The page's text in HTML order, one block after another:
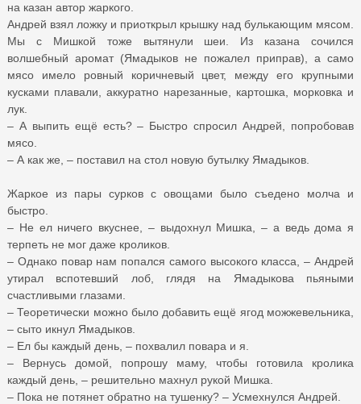
на казан автор жаркого.
Андрей взял ложку и приоткрыл крышку над булькающим мясом.
Мы с Мишкой тоже вытянули шеи. Из казана сочился
волшебный аромат (Ямадыков не пожалел приправ), а само
мясо имело ровный коричневый цвет, между его крупными
кусками плавали, аккуратно нарезанные, картошка, морковка и
лук.
– А выпить ещё есть? – Быстро спросил Андрей, попробовав
мясо.
– А как же, – поставил на стол новую бутылку Ямадыков.
Жаркое из пары сурков с овощами было съедено молча и
быстро.
– Не ел ничего вкуснее, – выдохнул Мишка, – а ведь дома я
терпеть не мог даже кроликов.
– Однако повар нам попался самого высокого класса, – Андрей
утирал вспотевший лоб, глядя на Ямадыкова пьяными
счастливыми глазами.
– Теоретически можно было добавить ещё ягод можжевельника,
– сыто икнул Ямадыков.
– Ел бы каждый день, – похвалил повара и я.
– Вернусь домой, попрошу маму, чтобы готовила кролика
каждый день, – решительно махнул рукой Мишка.
– Пока не потянет обратно на тушенку? – Усмехнулся Андрей.